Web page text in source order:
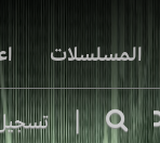
المسلسلات
|